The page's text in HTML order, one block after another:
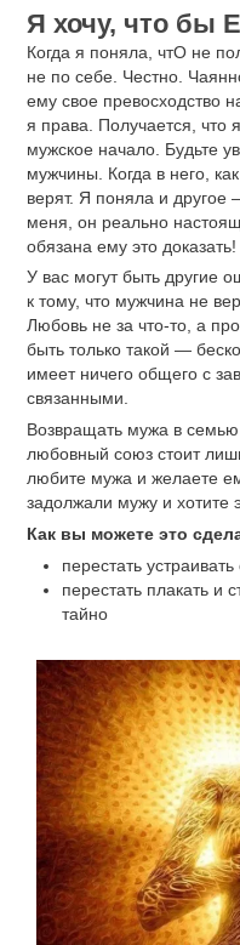
Я хочу, что бы
Когда я поняла, чтО не
не по себе. Честно.
ему свое превосходство
я права. Получается, что
мужское начало. Будьте
мужчины. Когда в него,
верят. Я поняла и
меня, он реально
обязана ему это доказать!
У вас могут быть другие
к тому, что мужчина не
Любовь не за что-то, а
быть только такой —
имеет ничего общего с
связанными.
Возвращать мужа в
любовный союз стоит
любите мужа и желаете
задолжали мужу и хотите
Как вы можете это
перестать
перестать плакать и
тайно